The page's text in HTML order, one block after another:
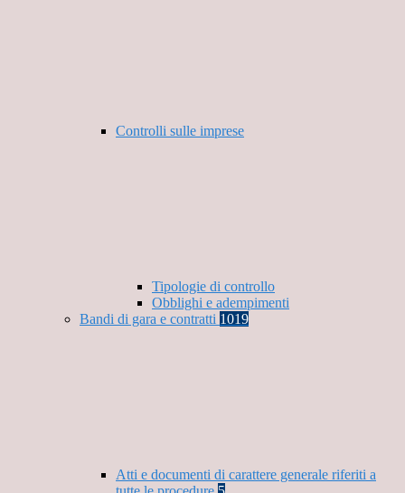
Controlli sulle imprese
Tipologie di controllo
Obblighi e adempimenti
Bandi di gara e contratti 1019
Atti e documenti di carattere generale riferiti a